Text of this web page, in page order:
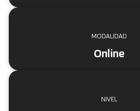
MODALIDAD
Online
NIVEL